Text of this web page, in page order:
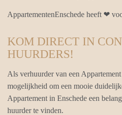
AppartementenEnschede heeft ❤
KOM DIRECT IN
HUURDERS!
Als verhuurder van een
mogelijkheid om een mooie
Appartement in Enschede een
huurder te vinden.